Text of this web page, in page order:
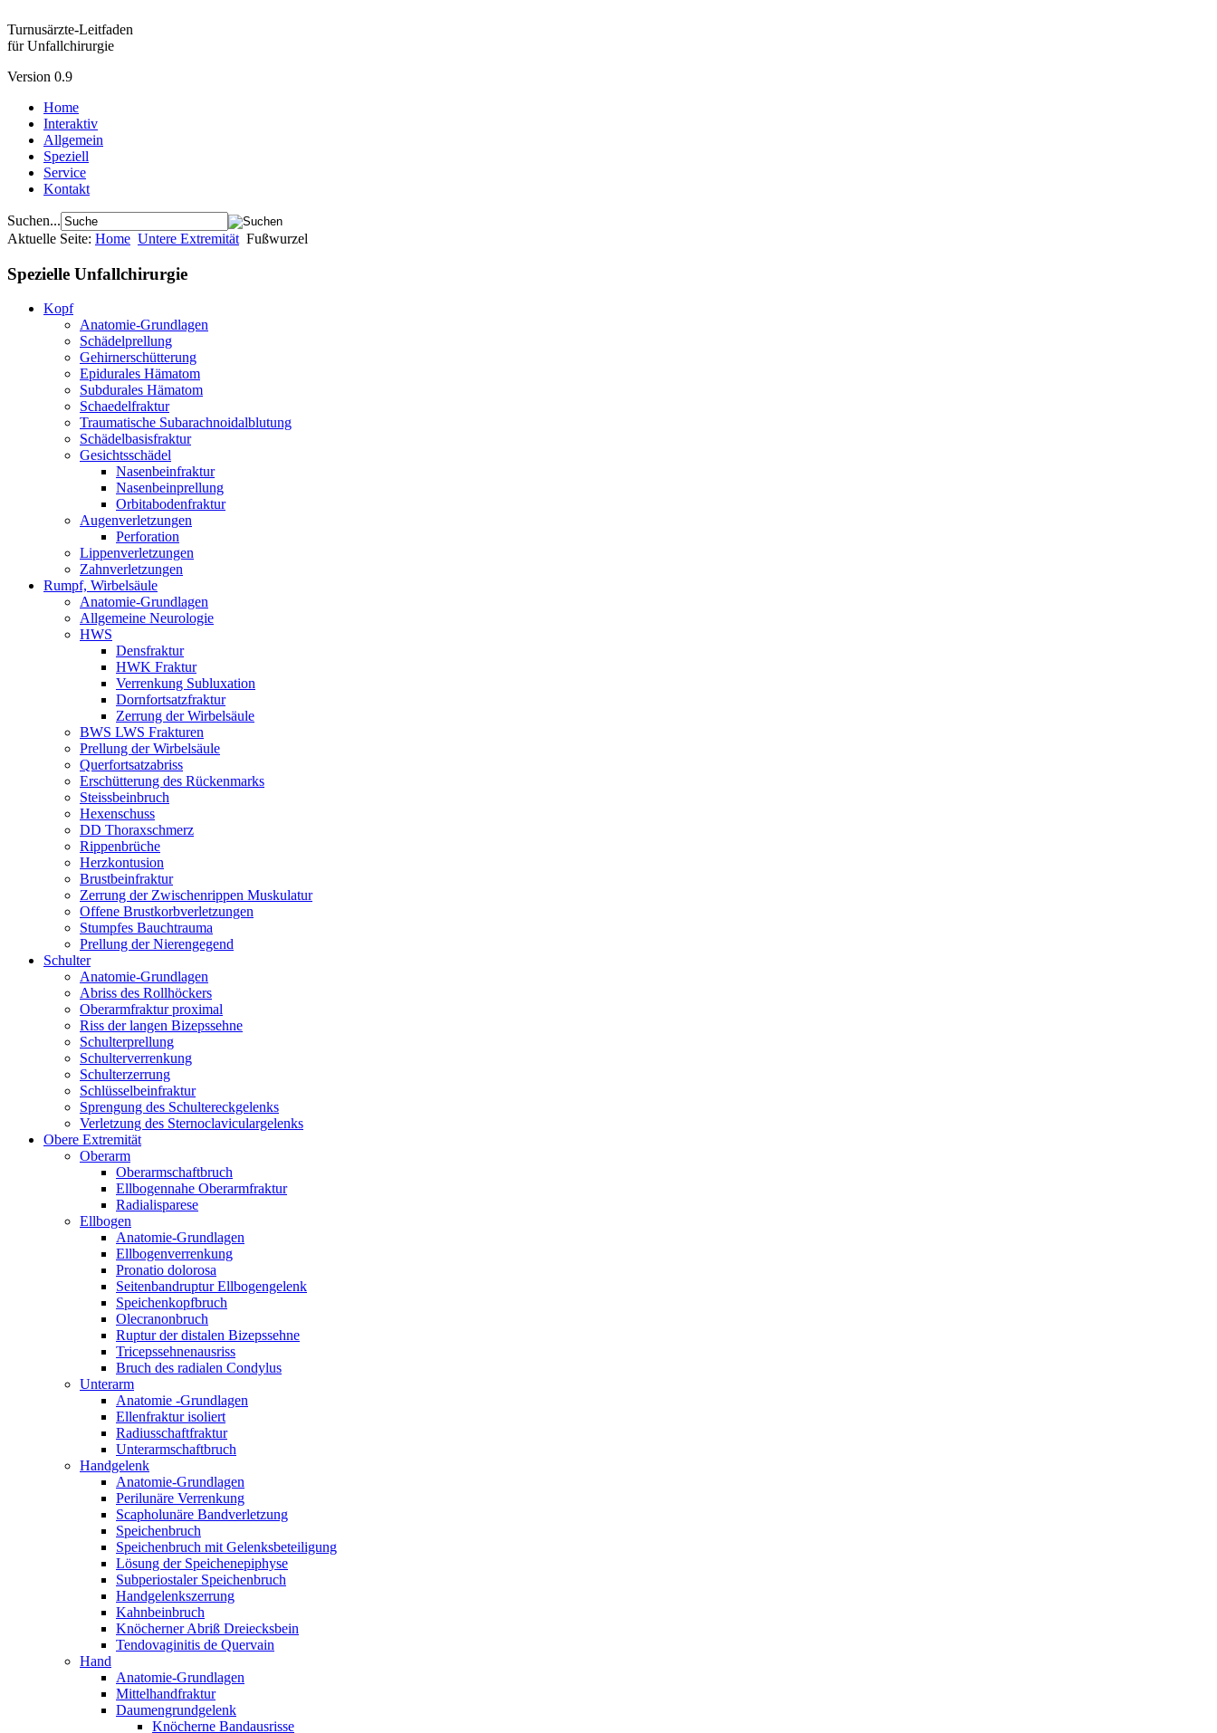
Turnusärzte-Leitfaden
für Unfallchirurgie
Version 0.9
Home
Interaktiv
Allgemein
Speziell
Service
Kontakt
Suchen...
Aktuelle Seite: Home Untere Extremität Fußwurzel
Spezielle Unfallchirurgie
Kopf
Anatomie-Grundlagen
Schädelprellung
Gehirnerschütterung
Epidurales Hämatom
Subdurales Hämatom
Schaedelfraktur
Traumatische Subarachnoidalblutung
Schädelbasisfraktur
Gesichtsschädel
Nasenbeinfraktur
Nasenbeinprellung
Orbitabodenfraktur
Augenverletzungen
Perforation
Lippenverletzungen
Zahnverletzungen
Rumpf, Wirbelsäule
Anatomie-Grundlagen
Allgemeine Neurologie
HWS
Densfraktur
HWK Fraktur
Verrenkung Subluxation
Dornfortsatzfraktur
Zerrung der Wirbelsäule
BWS LWS Frakturen
Prellung der Wirbelsäule
Querfortsatzabriss
Erschütterung des Rückenmarks
Steissbeinbruch
Hexenschuss
DD Thoraxschmerz
Rippenbrüche
Herzkontusion
Brustbeinfraktur
Zerrung der Zwischenrippen Muskulatur
Offene Brustkorbverletzungen
Stumpfes Bauchtrauma
Prellung der Nierengegend
Schulter
Anatomie-Grundlagen
Abriss des Rollhöckers
Oberarmfraktur proximal
Riss der langen Bizepssehne
Schulterprellung
Schulterverrenkung
Schulterzerrung
Schlüsselbeinfraktur
Sprengung des Schultereckgelenks
Verletzung des Sternoclaviculargelenks
Obere Extremität
Oberarm
Oberarmschaftbruch
Ellbogennahe Oberarmfraktur
Radialisparese
Ellbogen
Anatomie-Grundlagen
Ellbogenverrenkung
Pronatio dolorosa
Seitenbandruptur Ellbogengelenk
Speichenkopfbruch
Olecranonbruch
Ruptur der distalen Bizepssehne
Tricepssehnenausriss
Bruch des radialen Condylus
Unterarm
Anatomie -Grundlagen
Ellenfraktur isoliert
Radiusschaftfraktur
Unterarmschaftbruch
Handgelenk
Anatomie-Grundlagen
Perilunäre Verrenkung
Scapholunäre Bandverletzung
Speichenbruch
Speichenbruch mit Gelenksbeteiligung
Lösung der Speichenepiphyse
Subperiostaler Speichenbruch
Handgelenkszerrung
Kahnbeinbruch
Knöcherner Abriß Dreiecksbein
Tendovaginitis de Quervain
Hand
Anatomie-Grundlagen
Mittelhandfraktur
Daumengrundgelenk
Knöcherne Bandausrisse